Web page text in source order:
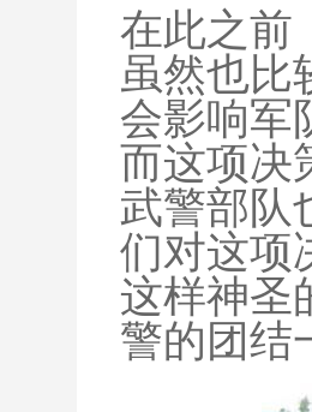
在此之前
虽然也比
会影响军
而这项决
武警部队
们对这项
这样神圣
警的团结